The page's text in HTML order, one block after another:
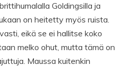
Goldingsilla ja
on heitetty myös ruista.
eikä se ei hallitse koko
melko ohut, mutta tämä on
Maussa kuitenkin